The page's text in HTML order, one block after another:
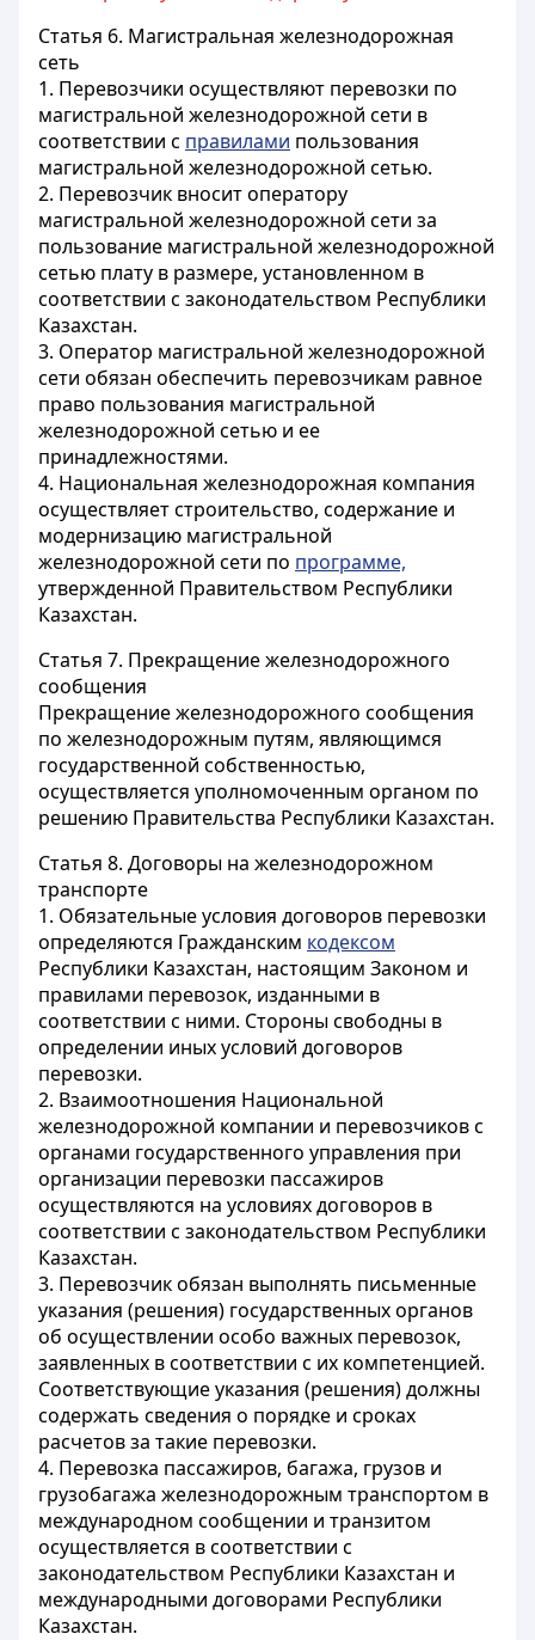
Статья 6. Магистральная железнодорожная
сеть
1. Перевозчики осуществляют перевозки по
магистральной железнодорожной сети в
соответствии с правилами пользования
магистральной железнодорожной сетью.
2. Перевозчик вносит оператору
магистральной железнодорожной сети за
пользование магистральной железнодорожной
сетью плату в размере, установленном в
соответствии с законодательством Республики
Казахстан.
3. Оператор магистральной железнодорожной
сети обязан обеспечить перевозчикам равное
право пользования магистральной
железнодорожной сетью и ее
принадлежностями.
4. Национальная железнодорожная компания
осуществляет строительство, содержание и
модернизацию магистральной
железнодорожной сети по программе,
утвержденной Правительством Республики
Казахстан.
Статья 7. Прекращение железнодорожного
сообщения
Прекращение железнодорожного сообщения
по железнодорожным путям, являющимся
государственной собственностью,
осуществляется уполномоченным органом по
решению Правительства Республики Казахстан.
Статья 8. Договоры на железнодорожном
транспорте
1. Обязательные условия договоров перевозки
определяются Гражданским кодексом
Республики Казахстан, настоящим Законом и
правилами перевозок, изданными в
соответствии с ними. Стороны свободны в
определении иных условий договоров
перевозки.
2. Взаимоотношения Национальной
железнодорожной компании и перевозчиков с
органами государственного управления при
организации перевозки пассажиров
осуществляются на условиях договоров в
соответствии с законодательством Республики
Казахстан.
3. Перевозчик обязан выполнять письменные
указания (решения) государственных органов
об осуществлении особо важных перевозок,
заявленных в соответствии с их компетенцией.
Соответствующие указания (решения) должны
содержать сведения о порядке и сроках
расчетов за такие перевозки.
4. Перевозка пассажиров, багажа, грузов и
грузобагажа железнодорожным транспортом в
международном сообщении и транзитом
осуществляется в соответствии с
законодательством Республики Казахстан и
международными договорами Республики
Казахстан.